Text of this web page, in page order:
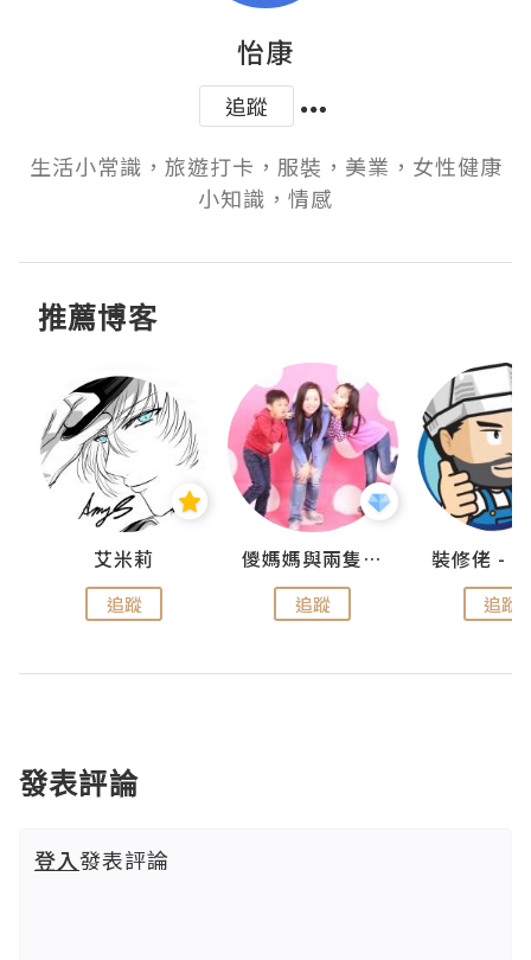
怡康
追蹤
生活小常識，旅遊打卡，服裝，美業，女性健康
小知識，情感
推薦博客
艾米莉
追蹤
儍媽媽與兩隻小魔怪之家
追蹤 追蹤
發表評論
登入發表評論